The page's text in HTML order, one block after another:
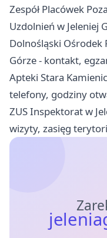
Zespół Placówek
Uzdolnień w Jeleniej
Dolnośląski Ośrodek
Górze - kontakt,
Apteki Stara
telefony, godziny
ZUS Inspektorat w
wizyty, zasięg